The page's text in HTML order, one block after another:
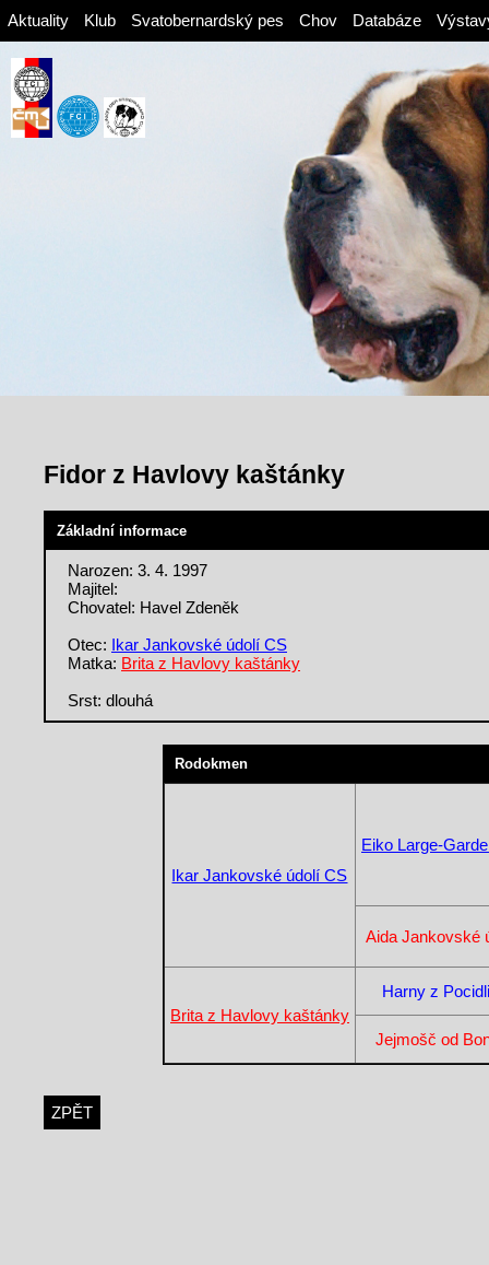
Aktuality Klub Svatobernardský pes Chov Databáze
Fidor z Havlovy kaštánky
Základní informace
Narozen: 3. 4. 1997
Majitel:
Chovatel: Havel Zdeněk
Otec: Ikar Jankovské údolí CS
Matka: Brita z Havlovy kaštánky
Srst: dlouhá
Rodokmen
Ikar Jankovské údolí CS
Eiko Large-
Aida Jankovské
Brita z Havlovy kaštánky
Harny z
Jejmošč od
ZPĚT